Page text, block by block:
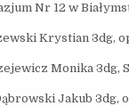
Nr 12 w
Krystian 3dg,
Monika 3dg,
Jakub 3dg,